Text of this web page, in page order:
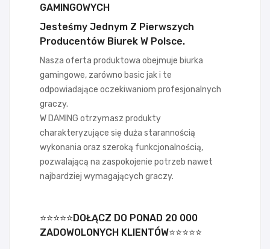
GAMINGOWYCH
Jesteśmy Jednym Z Pierwszych
Producentów Biurek W Polsce.
Nasza oferta produktowa obejmuje biurka
gamingowe, zarówno basic jak i te
odpowiadające oczekiwaniom profesjonalnych
graczy.
W DAMING otrzymasz produkty
charakteryzujące się duża starannością
wykonania oraz szeroką funkcjonalnością,
pozwalającą na zaspokojenie potrzeb nawet
najbardziej wymagających graczy.
⭐⭐⭐⭐⭐DOŁĄCZ DO PONAD 20 000
ZADOWOLONYCH KLIENTÓW⭐⭐⭐⭐⭐